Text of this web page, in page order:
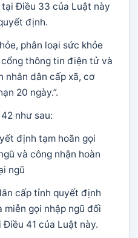
Điều 33 của Luật này
định.
phân loại sức khỏe
thông tin điện tử và
nhân dân cấp xã, cơ
20 ngày.”.
như sau:
định tạm hoãn gọi
và công nhận hoàn
ngũ
cấp tỉnh quyết định
miễn gọi nhập ngũ đối
41 của Luật này.